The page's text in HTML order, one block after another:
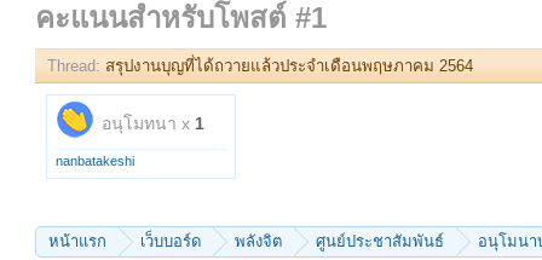
คะแนนสำหรับโพสต์ #1
Thread: สรุปงานบุญที่ได้ถวายแล้วประจำเดือนพฤษภาคม 2564
อนุโมทนา x 1
nanbatakeshi
หน้าแรก เว็บบอร์ด พลังจิต ศูนย์ประชาสัมพันธ์ อนุโมน